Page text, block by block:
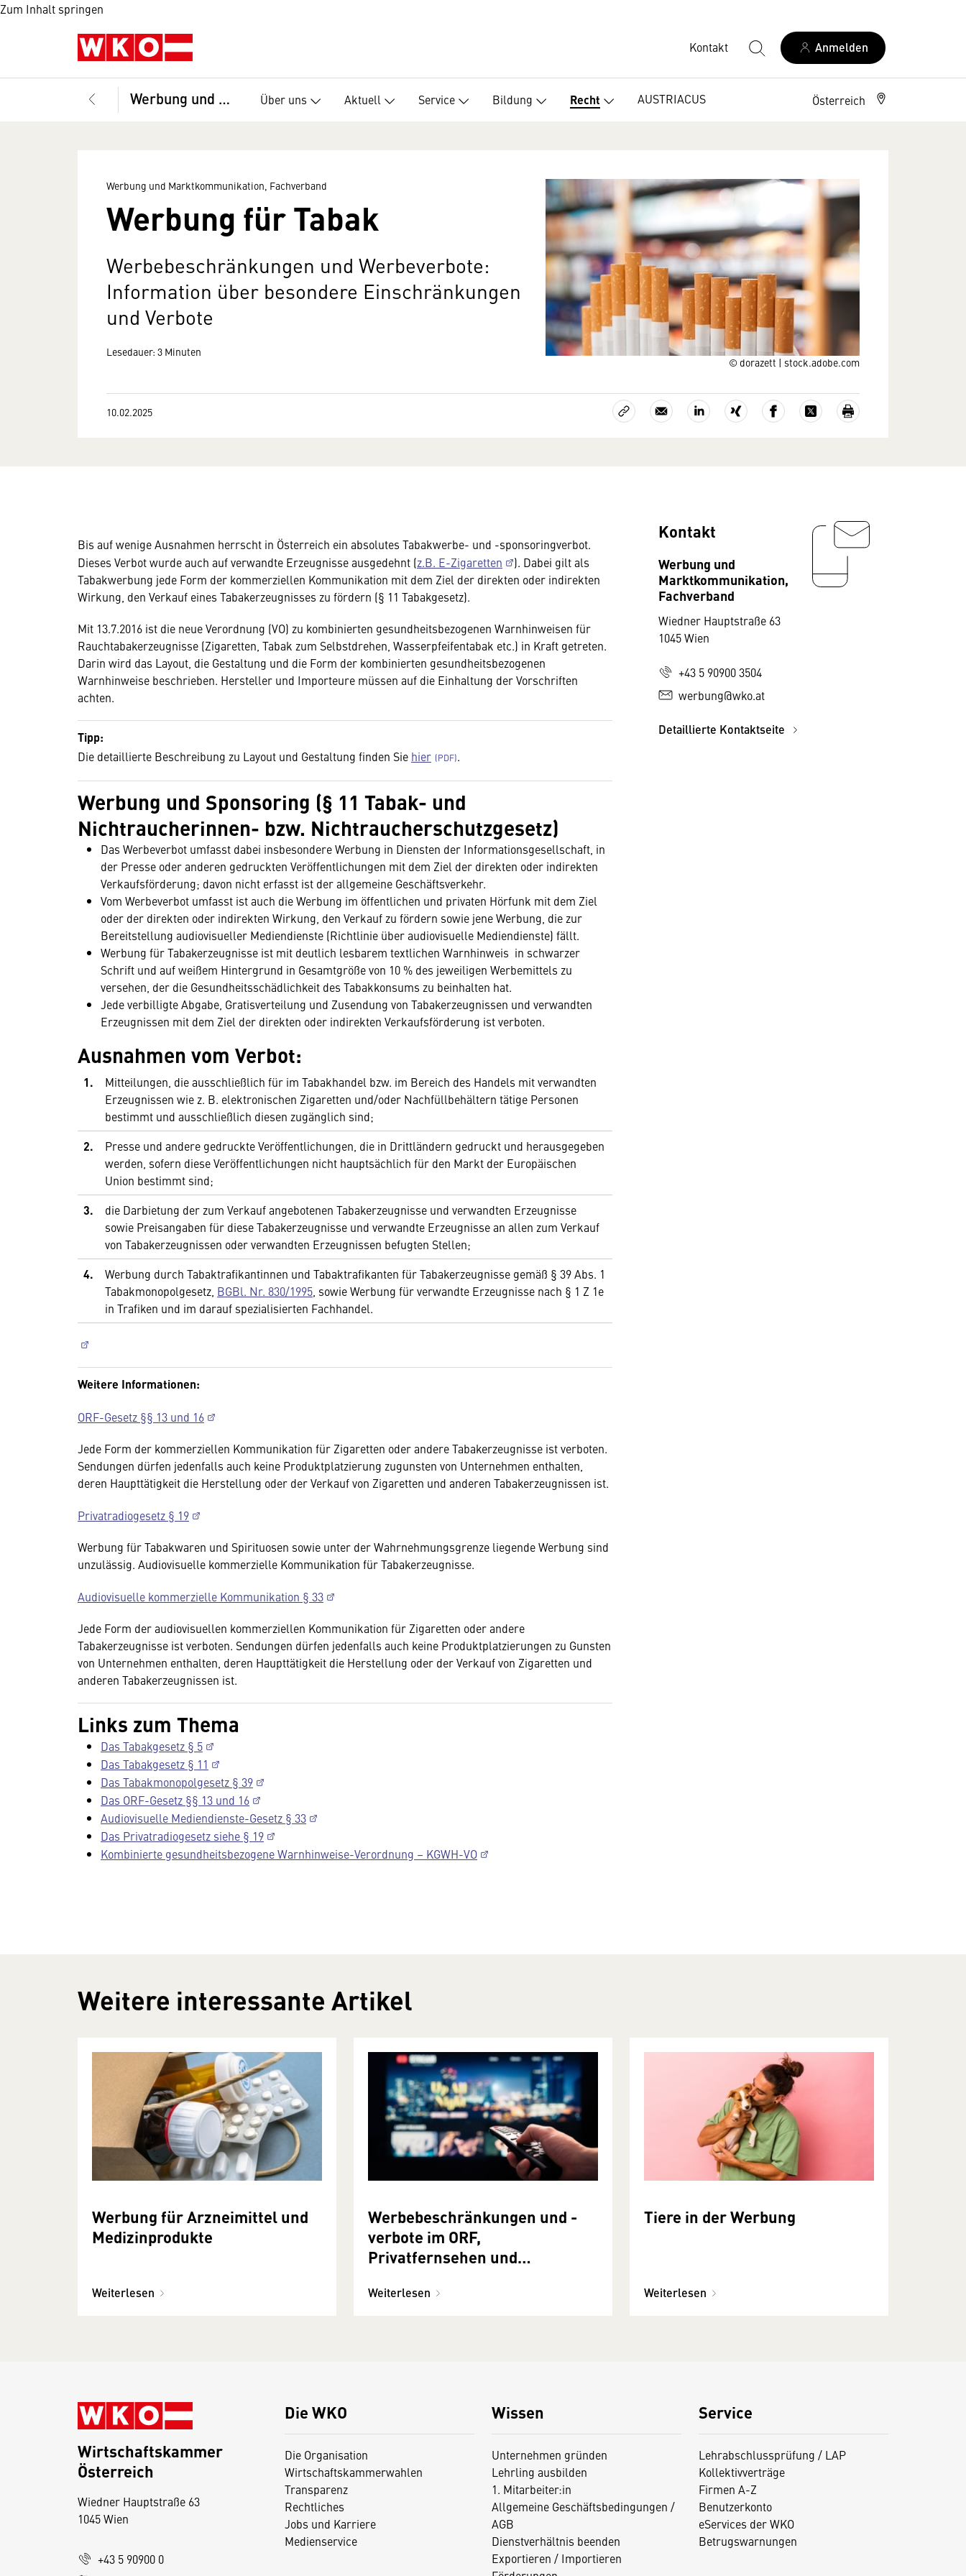
Zum Inhalt springen
Kontakt Anmelden
Werbung und Marktkommunikation, Fachverband Über uns Aktuell Service Bildung Recht AUSTRIACUS Österreich
© dorazett | stock.adobe.com
Werbung und Marktkommunikation, Fachverband
Werbung für Tabak
Werbebeschränkungen und Werbeverbote:
Information über besondere Einschränkungen
und Verbote
Lesedauer: 3 Minuten
10.02.2025
Bis auf wenige Ausnahmen herrscht in Österreich ein absolutes Tabakwerbe- und -sponsoringverbot.
Dieses Verbot wurde auch auf verwandte Erzeugnisse ausgedehnt (z.B. E-Zigaretten
). Dabei gilt als
Tabakwerbung jede Form der kommerziellen Kommunikation mit dem Ziel der direkten oder indirekten
Wirkung, den Verkauf eines Tabakerzeugnisses zu fördern (§ 11 Tabakgesetz).
Mit 13.7.2016 ist die neue Verordnung (VO) zu kombinierten gesundheitsbezogenen Warnhinweisen für
Rauchtabakerzeugnisse (Zigaretten, Tabak zum Selbstdrehen, Wasserpfeifentabak etc.) in Kraft getreten.
Darin wird das Layout, die Gestaltung und die Form der kombinierten gesundheitsbezogenen
Warnhinweise beschrieben. Hersteller und Importeure müssen auf die Einhaltung der Vorschriften
achten.
Tipp:
Die detaillierte Beschreibung zu Layout und Gestaltung finden Sie hier .
Werbung und Sponsoring (§ 11 Tabak- und
Nichtraucherinnen- bzw. Nichtraucherschutzgesetz)
Das Werbeverbot umfasst dabei insbesondere Werbung in Diensten der Informationsgesellschaft, in
der Presse oder anderen gedruckten Veröffentlichungen mit dem Ziel der direkten oder indirekten
Verkaufsförderung; davon nicht erfasst ist der allgemeine Geschäftsverkehr.
Vom Werbeverbot umfasst ist auch die Werbung im öffentlichen und privaten Hörfunk mit dem Ziel
oder der direkten oder indirekten Wirkung, den Verkauf zu fördern sowie jene Werbung, die zur
Bereitstellung audiovisueller Mediendienste (Richtlinie über audiovisuelle Mediendienste) fällt.
Werbung für Tabakerzeugnisse ist mit deutlich lesbarem textlichen Warnhinweis in schwarzer
Schrift und auf weißem Hintergrund in Gesamtgröße von 10 % des jeweiligen Werbemittels zu
versehen, der die Gesundheitsschädlichkeit des Tabakkonsums zu beinhalten hat.
Jede verbilligte Abgabe, Gratisverteilung und Zusendung von Tabakerzeugnissen und verwandten
Erzeugnissen mit dem Ziel der direkten oder indirekten Verkaufsförderung ist verboten.
Ausnahmen vom Verbot:
1.
Mitteilungen, die ausschließlich für im Tabakhandel bzw. im Bereich des Handels mit verwandten
Erzeugnissen wie z. B. elektronischen Zigaretten und/oder Nachfüllbehältern tätige Personen
bestimmt und ausschließlich diesen zugänglich sind;
2.
Presse und andere gedruckte Veröffentlichungen, die in Drittländern gedruckt und herausgegeben
werden, sofern diese Veröffentlichungen nicht hauptsächlich für den Markt der Europäischen
Union bestimmt sind;
3.
die Darbietung der zum Verkauf angebotenen Tabakerzeugnisse und verwandten Erzeugnisse
sowie Preisangaben für diese Tabakerzeugnisse und verwandte Erzeugnisse an allen zum Verkauf
von Tabakerzeugnissen oder verwandten Erzeugnissen befugten Stellen;
4.
Werbung durch Tabaktrafikantinnen und Tabaktrafikanten für Tabakerzeugnisse gemäß § 39 Abs. 1
Tabakmonopolgesetz, BGBl. Nr. 830/1995 , sowie Werbung für verwandte Erzeugnisse nach § 1 Z 1e
in Trafiken und im darauf spezialisierten Fachhandel.
Weitere Informationen:
ORF-Gesetz §§ 13 und 16
Jede Form der kommerziellen Kommunikation für Zigaretten oder andere Tabakerzeugnisse ist verboten.
Sendungen dürfen jedenfalls auch keine Produktplatzierung zugunsten von Unternehmen enthalten,
deren Haupttätigkeit die Herstellung oder der Verkauf von Zigaretten und anderen Tabakerzeugnissen ist.
Privatradiogesetz § 19
Werbung für Tabakwaren und Spirituosen sowie unter der Wahrnehmungsgrenze liegende Werbung sind
unzulässig. Audiovisuelle kommerzielle Kommunikation für Tabakerzeugnisse.
Audiovisuelle kommerzielle Kommunikation § 33
Jede Form der audiovisuellen kommerziellen Kommunikation für Zigaretten oder andere
Tabakerzeugnisse ist verboten. Sendungen dürfen jedenfalls auch keine Produktplatzierungen zu Gunsten
von Unternehmen enthalten, deren Haupttätigkeit die Herstellung oder der Verkauf von Zigaretten und
anderen Tabakerzeugnissen ist.
Links zum Thema
Das Tabakgesetz § 5
Das Tabakgesetz § 11
Das Tabakmonopolgesetz § 39
Das ORF-Gesetz §§ 13 und 16
Audiovisuelle Mediendienste-Gesetz § 33
Das Privatradiogesetz siehe § 19
Kombinierte gesundheitsbezogene Warnhinweise-Verordnung – KGWH-VO
Kontakt
Werbung und
Marktkommunikation,
Fachverband
Wiedner Hauptstraße 63
1045 Wien
+43 5 90900 3504
werbung@wko.at
Detaillierte Kontaktseite
Weitere interessante Artikel
Werbung für Arzneimittel und
Medizinprodukte
Weiterlesen
Werbebeschränkungen und -
verbote im ORF,
Privatfernsehen und
Weiterlesen
Tiere in der Werbung
Weiterlesen
Die WKO
Die Organisation
Wirtschaftskammerwahlen
Transparenz
Rechtliches
Jobs und Karriere
Medienservice
Wissen
Unternehmen gründen
Lehrling ausbilden
1. Mitarbeiter:in
Allgemeine Geschäftsbedingungen /
AGB
Dienstverhältnis beenden
Exportieren / Importieren
Service
Lehrabschlussprüfung / LAP
Kollektivverträge
Firmen A-Z
Benutzerkonto
eServices der WKO
Betrugswarnungen
Wirtschaftskammer
Österreich
Wiedner Hauptstraße 63
1045 Wien
+43 5 90900 0